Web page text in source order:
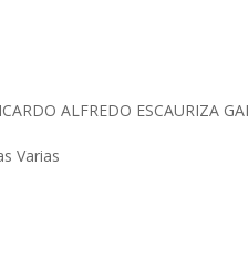
ALFREDO ESCAURIZA
Varias